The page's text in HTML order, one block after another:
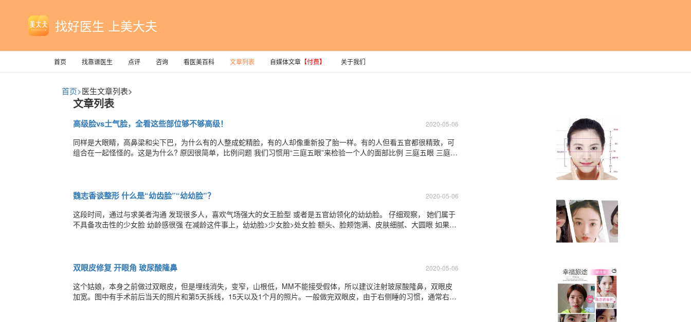
找好医生 上美大夫
首页 找靠谱医生 点评 咨询 看医美百科 文章列表 自媒体文章 【付费】 关于我们
首页>医生文章列表>
文章列表
高级脸vs土气脸，全看这些部位够不够高级！ 2020-05-06
同样是大眼睛，高鼻梁和尖下巴，为什么有的人整成蛇精脸，有的人却像重新投了胎一样。有的人但看五官都很精致，可
组合在一起怪怪的。这是为什么? 原因很简单，比例问题 我们习惯用“三庭五眼”来检验一个人的面部比例 三庭五眼 三庭是
魏志香谈整形 什么是“幼齿脸”“幼幼脸”？ 2020-05-06
​​这段时间，通过与求美者沟通 发现很多人，喜欢气场强大的女王脸型 或者是五官幼领化的幼幼脸。 仔细观察， 她们属于
不具备攻击性的少女脸 幼龄感很强 在减龄这件事上，幼幼脸>少女脸>处女脸 额头、脸颊饱满、皮肤细腻、大圆眼 如果按
双眼皮修复 开眼角 玻尿酸隆鼻 2020-05-06
这个姑娘，本身之前做过双眼皮，但是埋线消失，变窄，山根低，MM不能接受假体，所以建议注射玻尿酸隆鼻，双眼皮
加宽。图中有手术前后当天的照片和第5天拆线，15天以及1个月的照片。一般做完双眼皮，由于右侧睡的习惯，通常右侧